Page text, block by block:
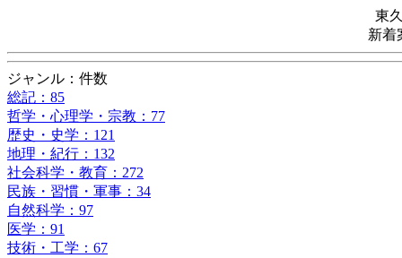
東
新着
ジャンル：件数
総記：85
哲学・心理学・宗教：77
歴史・史学：121
地理・紀行：132
社会科学・教育：272
民族・習慣・軍事：34
自然科学：97
医学：91
技術・工学：67